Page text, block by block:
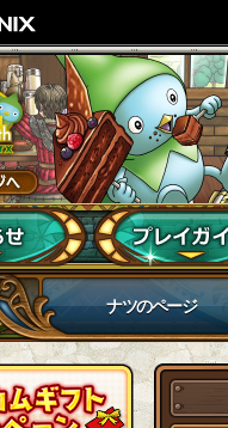
ナツのページ